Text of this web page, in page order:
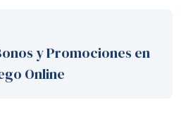
y Promociones en
Online